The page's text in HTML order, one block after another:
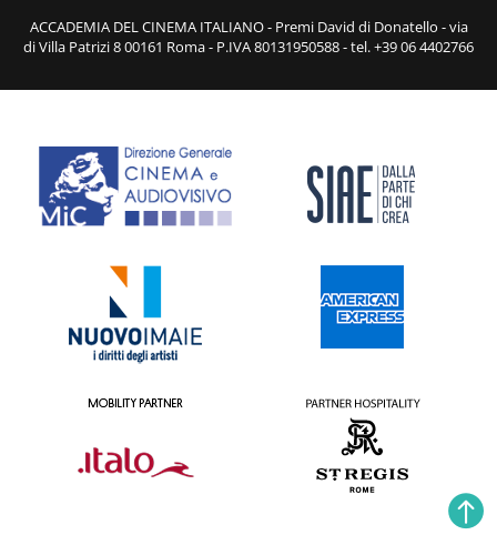
ACCADEMIA DEL CINEMA ITALIANO - Premi David di Donatello - via
di Villa Patrizi 8 00161 Roma - P.IVA 80131950588 - tel. +39 06 4402766